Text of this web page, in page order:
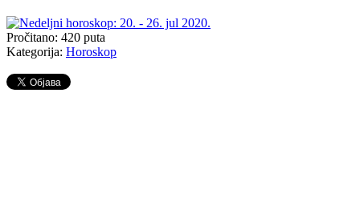
Pročitano: 420 puta
Kategorija: Horoskop